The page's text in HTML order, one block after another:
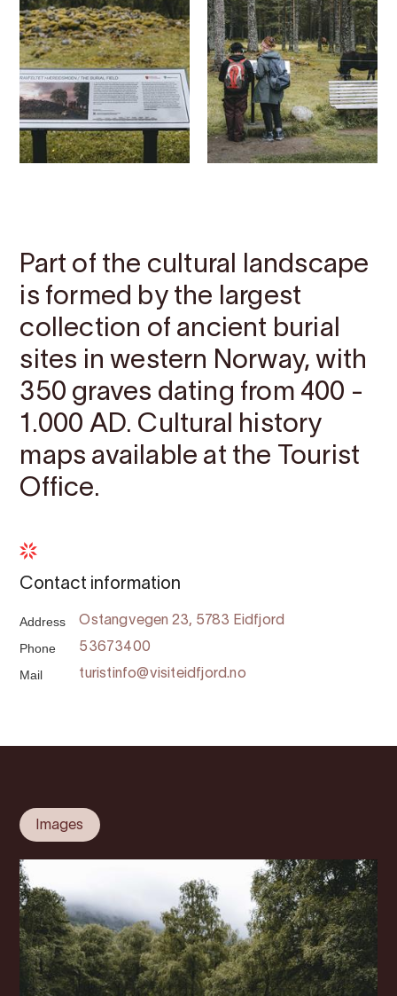
Part of the cultural landscape
is formed by the largest
collection of ancient burial
sites in western Norway, with
350 graves dating from 400 -
1.000 AD. Cultural history
maps available at the Tourist
Office.
Contact information
Address Ostangvegen 23, 5783 Eidfjord
Phone 53673400
Mail turistinfo@visiteidfjord.no
Images